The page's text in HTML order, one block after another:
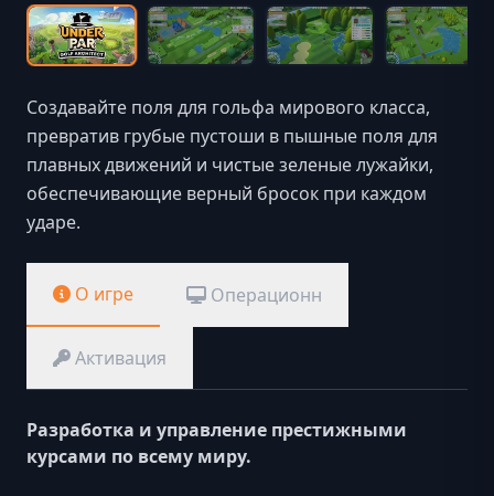
Создавайте поля для гольфа мирового класса,
превратив грубые пустоши в пышные поля для
плавных движений и чистые зеленые лужайки,
обеспечивающие верный бросок при каждом
ударе.
О игре Операционн
Активация
Разработка и управление престижными
курсами по всему миру.